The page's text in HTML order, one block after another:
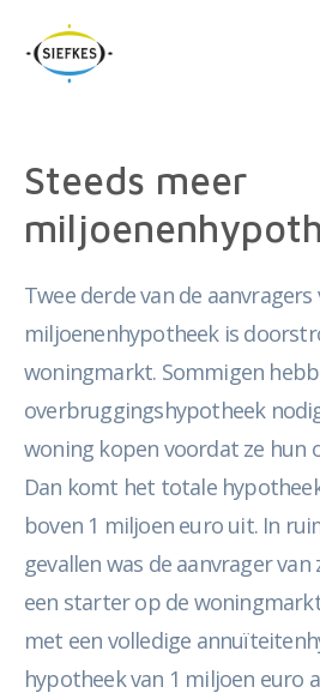
Steeds meer
Twee derde van de aanvragers
miljoenenhypotheek is
woningmarkt. Sommigen
overbruggingshypotheek
woning kopen voordat ze hun
Dan komt het totale
boven 1 miljoen euro uit. In
gevallen was de aanvrager
een starter op de
met een volledige
hypotheek van 1 miljoen euro